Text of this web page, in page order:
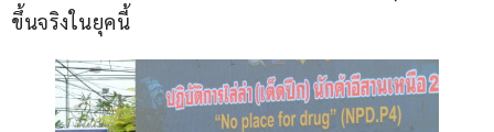
ขึ้นจริงในยุคนี้